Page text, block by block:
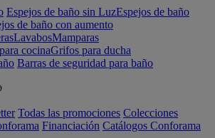
Espejos de baño sin LuzEspejos de baño
de baño con aumento
LavabosMamparas
cocinaGrifos para ducha
Barras de seguridad para baño
Todas las promociones Colecciones
Financiación Catálogos Conforama